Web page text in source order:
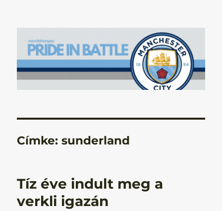
Manchester City Blog – Pride In
Battle
Címke:sunderland
Tíz éve indult meg a
verkli igazán